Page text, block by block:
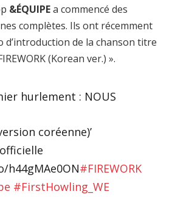
&ÉQUIPEa commencé des
complètes. Ils ont récemment
d’introduction de la chanson titre
(Korean ver.) ».
hurlement : NOUS
coréenne)’
h44gMAe0ON#FIREWORK
#FirstHowling_WE